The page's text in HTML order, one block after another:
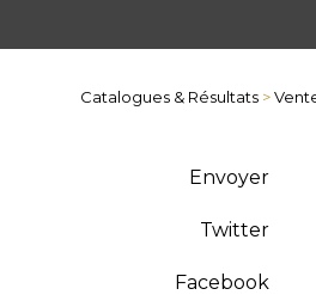
Catalogues & Résultats >
Envoyer
Twitter
Facebook